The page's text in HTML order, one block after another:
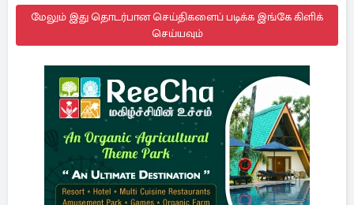
மேலும் இது தொடர்பான செய்திகளைப் படிக்க இங்கே கிளிக்
செய்யவும்